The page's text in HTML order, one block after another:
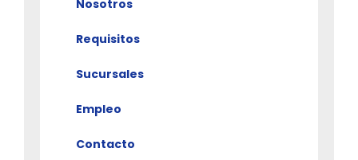
Nosotros
Requisitos
Sucursales
Empleo
Contacto